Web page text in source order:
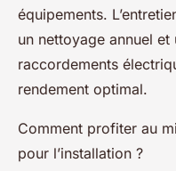
équipements.
un nettoyage annuel
raccordements
rendement optimal.
Comment profiter au
pour l’installation ?